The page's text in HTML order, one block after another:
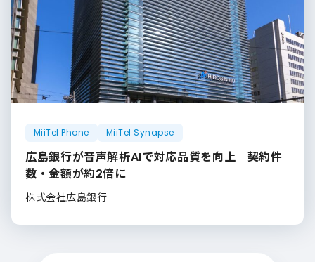
MiiTel Phone MiiTel Synapse
広島銀行が音声解析AIで対応品質を向上 契約件
数・金額が約2倍に
株式会社広島銀行